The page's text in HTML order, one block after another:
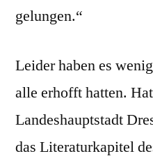
gelungen.“
Leider haben es
alle erhofft hatten.
Landeshauptstadt
das Literaturkapitel